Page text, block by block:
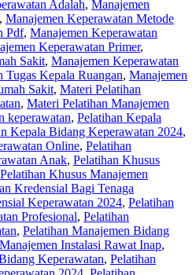
Adalah, Manajemen
, Manajemen Keperawatan Metode
Pdf, Manajemen Keperawatan
Keperawatan Primer,
Sakit, Manajemen Keperawatan
Tugas Kepala Ruangan, Manajemen
Sakit, Materi Pelatihan
, Materi Pelatihan Manajemen
keperawatan, Pelatihan Kepala
Kepala Bidang Keperawatan 2024,
Online, Pelatihan
Anak, Pelatihan Khusus
Pelatihan Khusus Manajemen
Kredensial Bagi Tenaga
Keperawatan 2024, Pelatihan
Profesional, Pelatihan
, Pelatihan Manajemen Bidang
Instalasi Rawat Inap,
Keperawatan, Pelatihan